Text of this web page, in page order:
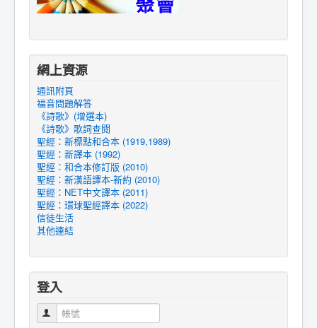
網上資源
通訊附頁
福音問題解答
《詩歌》(增選本)
《詩歌》歌詞查閱
聖經：新標點和合本 (1919,1989)
聖經：新譯本 (1992)
聖經：和合本修訂版 (2010)
聖經：新漢語譯本-新約 (2010)
聖經：NET中文譯本 (2011)
聖經：環球聖經譯本 (2022)
信徒生活
其他連結
登入
帳號